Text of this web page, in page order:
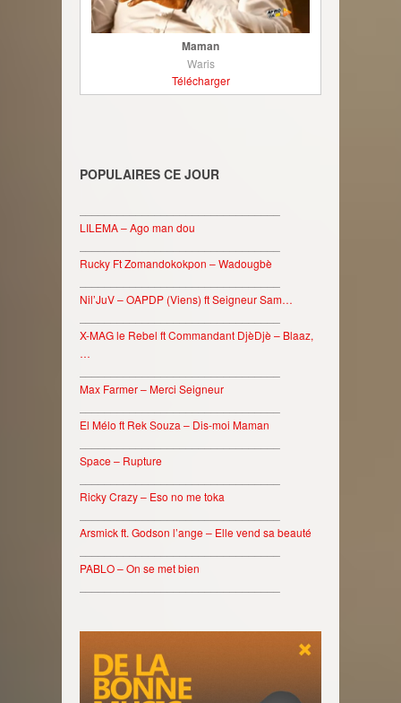
Maman
Waris
Télécharger
POPULAIRES CE JOUR
LILEMA – Ago man dou
Rucky Ft Zomandokokpon – Wadougbè
Nil’JuV – OAPDP (Viens) ft Seigneur Sam…
X-MAG le Rebel ft Commandant DjèDjè – Blaaz,
…
Max Farmer – Merci Seigneur
El Mélo ft Rek Souza – Dis-moi Maman
Space – Rupture
Ricky Crazy – Eso no me toka
Arsmick ft. Godson l’ange – Elle vend sa beauté
PABLO – On se met bien